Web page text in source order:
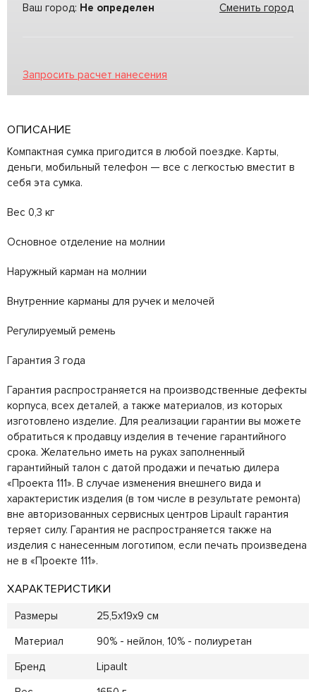
Ваш город: Не определен Сменить город
Запросить расчет нанесения
ОПИСАНИЕ
Компактная сумка пригодится в любой поездке. Карты,
деньги, мобильный телефон — все с легкостью вместит в
себя эта сумка.
Вес 0,3 кг
Основное отделение на молнии
Наружный карман на молнии
Внутренние карманы для ручек и мелочей
Регулируемый ремень
Гарантия 3 года
Гарантия распространяется на производственные дефекты
корпуса, всех деталей, а также материалов, из которых
изготовлено изделие. Для реализации гарантии вы можете
обратиться к продавцу изделия в течение гарантийного
срока. Желательно иметь на руках заполненный
гарантийный талон с датой продажи и печатью дилера
«Проекта 111». В случае изменения внешнего вида и
характеристик изделия (в том числе в результате ремонта)
вне авторизованных сервисных центров Lipault гарантия
теряет силу. Гарантия не распространяется также на
изделия с нанесенным логотипом, если печать произведена
не в «Проекте 111».
ХАРАКТЕРИСТИКИ
Размеры
25,5x19x9 см
Материал
90% - нейлон, 10% - полиуретан
Бренд
Lipault